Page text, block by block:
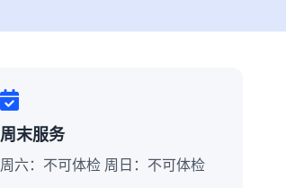
周末服务
周六：不可体检 周日：不可体检